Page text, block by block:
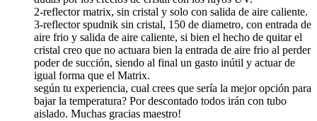
2-reflector matrix, sin cristal y solo con salida de aire caliente.
3-reflector spudnik sin cristal, 150 de diametro, con entrada de
aire frio y salida de aire caliente, si bien el hecho de quitar el
cristal creo que no actuara bien la entrada de aire frio al perder
poder de succión, siendo al final un gasto inútil y actuar de
igual forma que el Matrix.
según tu experiencia, cual crees que sería la mejor opción para
bajar la temperatura? Por descontado todos irán con tubo
aislado. Muchas gracias maestro!